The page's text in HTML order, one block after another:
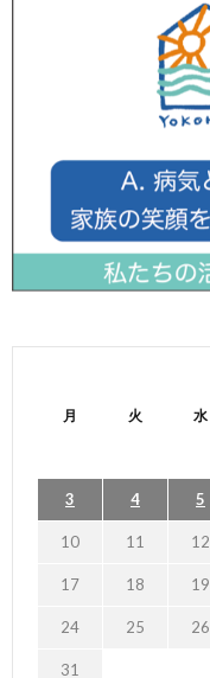
月 火 水
3 4 5
10 11 12
17 18 19
24 25 26
31